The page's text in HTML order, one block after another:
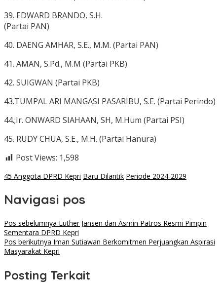
39. EDWARD BRANDO, S.H.
(Partai PAN)
40. DAENG AMHAR, S.E., Μ.Μ. (Partai PAN)
41. AMAN, S.Pd., M.M (Partai PKB)
42. SUIGWAN (Partai PKB)
43.TUMPAL ARI MANGASI PASARIBU, S.E. (Partai Perindo)
44.;Ir. ONWARD SIAHAAN, SH, M.Hum (Partai PSI)
45. RUDY CHUA, S.E., М.Н. (Partai Hanura)
Post Views: 1,598
45 Anggota DPRD Kepri Baru Dilantik Periode 2024-2029
Navigasi pos
Pos sebelumnya Luther Jansen dan Asmin Patros Resmi Pimpin
Sementara DPRD Kepri
Pos berikutnya Iman Sutiawan Berkomitmen Perjuangkan Aspirasi
Masyarakat Kepri
Posting Terkait